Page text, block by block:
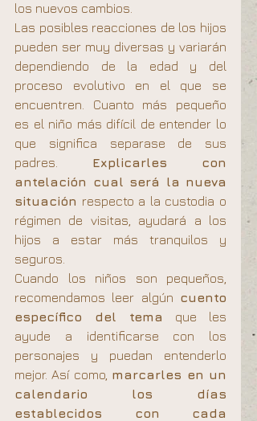
los nuevos cambios.
Las posibles reacciones de los hijos
pueden ser muy diversas y variarán
dependiendo de la edad y del
proceso evolutivo en el que se
encuentren. Cuanto más pequeño
es el niño más difícil de entender lo
que significa separase de sus
padres. Explicarles con
antelación cual será la nueva
situación respecto a la custodia o
régimen de visitas, ayudará a los
hijos a estar más tranquilos y
seguros.
Cuando los niños son pequeños,
recomendamos leer algún cuento
específico del tema
que les
ayude a identificarse con los
personajes y puedan entenderlo
mejor. Así como, marcarles en un
calendario los días
establecidos con cada